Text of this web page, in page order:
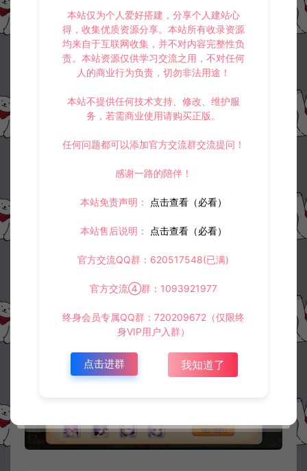
本站仅为个人爱好搭建，分享个人建站心
得，收集优质资源分享。本站所有收录资源
均来自于互联网收集，并不对内容完整性负
责。本站资源仅供学习交流之用，不对任何
人的商业行为负责，切勿非法用途！
本站不提供任何技术支持、修改、维护服
务，若需商业使用请购买正版。
任何问题都可以添加官方交流群交流提问！
感谢一路的陪伴！
本站免责声明： 点击查看（必看）
本站售后说明： 点击查看（必看）
官方交流QQ群：620517548(已满)
官方交流④群：1093921977
终身会员专属QQ群：720209672（仅限终
身VIP用户入群）
点击进群 我知道了